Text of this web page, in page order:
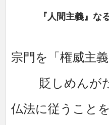
『人間主義』なる
宗門を「権威主
貶しめんが
仏法に従うこと